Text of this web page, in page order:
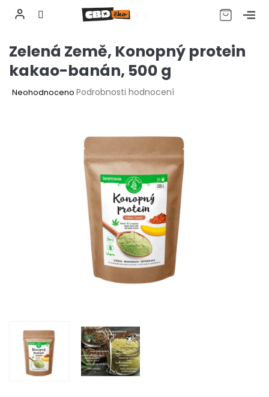
na
obsah
CZK
Zelená Země, Konopný protein
kakao-banán, 500 g
Průměrné
Neohodnoceno Podrobnosti hodnocení